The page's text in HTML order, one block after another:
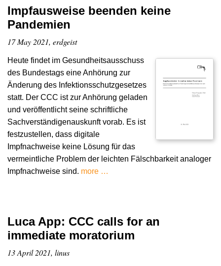
Impfausweise beenden keine
Pandemien
17 May 2021, erdgeist
Heute findet im Gesundheitsausschuss
des Bundestags eine Anhörung zur
Änderung des Infektionsschutzgesetzes
statt. Der CCC ist zur Anhörung geladen
und veröffentlicht seine schriftliche
Sachverständigenauskunft vorab. Es ist
festzustellen, dass digitale
Impfnachweise keine Lösung für das
vermeintliche Problem der leichten Fälschbarkeit analoger
Impfnachweise sind. more …
Luca App: CCC calls for an
immediate moratorium
13 April 2021, linus